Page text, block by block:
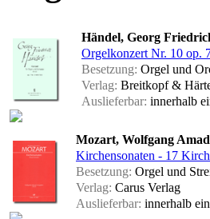
Händel, Georg
Orgelkonzert Nr. 10 op.
Besetzung: Orgel und
Verlag: Breitkopf &
Auslieferbar: innerhalb
Mozart, Wolfgang
Kirchensonaten - 17
Besetzung: Orgel und
Verlag: Carus Verlag
Auslieferbar: innerhalb